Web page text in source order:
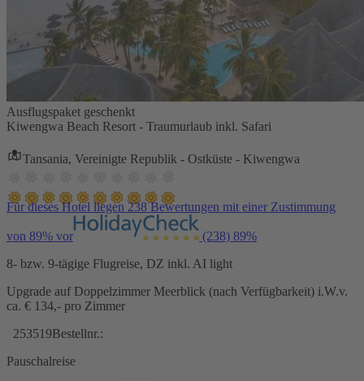
Ausflugspaket geschenkt
Kiwengwa Beach Resort - Traumurlaub inkl. Safari
Tansania, Vereinigte Republik - Ostküste - Kiwengwa
Für dieses Hotel liegen 238 Bewertungen mit einer Zustimmung
von 89% vor (238) 89%
8- bzw. 9-tägige Flugreise, DZ inkl. AI light
Upgrade auf Doppelzimmer Meerblick (nach Verfügbarkeit) i.W.v.
ca. € 134,- pro Zimmer
253519Bestellnr.:
Pauschalreise